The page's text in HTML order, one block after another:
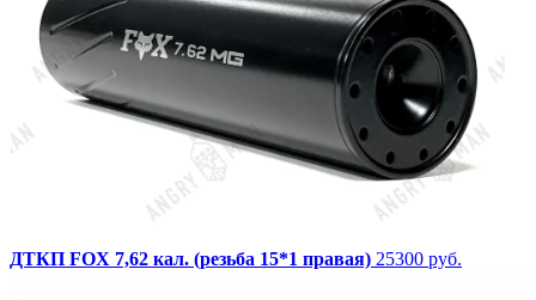
ДТКП FOX 7,62 кал. (резьба 15*1 правая) 25300 руб.